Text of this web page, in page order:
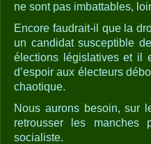
ne sont pas imbattables,
Encore faudrait-il que la
un candidat susceptible
élections législatives et il
d’espoir aux électeurs
chaotique.
Nous aurons besoin, sur
retrousser les manches
socialiste.